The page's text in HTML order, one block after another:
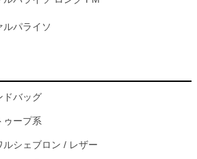
ルパライソ
ドバッグ
ゥープ系
ルシェブロン / レザー